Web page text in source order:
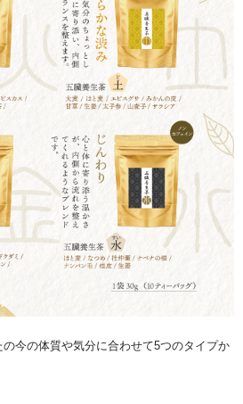
今の体質や気分に合わせて5つのタイプか